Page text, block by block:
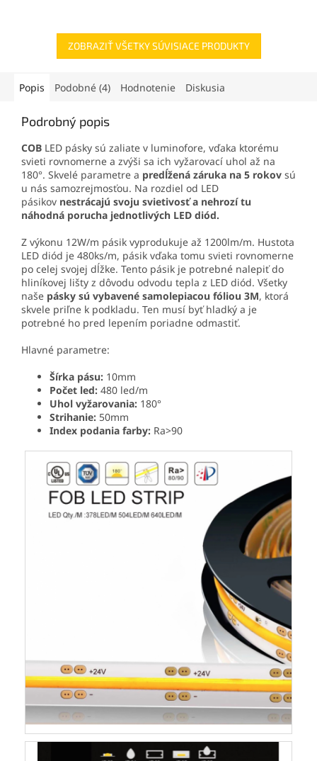
ZOBRAZIŤ VŠETKY SÚVISIACE PRODUKTY
Popis Podobné (4) Hodnotenie Diskusia
Podrobný popis
COB LED pásky sú zaliate v luminofore, vďaka ktorému
svieti rovnomerne a zvýši sa ich vyžarovací uhol až na
180°. Skvelé parametre a predĺžená záruka na 5 rokov sú
u nás samozrejmosťou. Na rozdiel od LED
pásikov nestrácajú svoju svietivosť a nehrozí tu
náhodná porucha jednotlivých LED diód.
Z výkonu 12W/m pásik vyprodukuje až 1200lm/m. Hustota
LED diód je 480ks/m, pásik vďaka tomu svieti rovnomerne
po celej svojej dĺžke. Tento pásik je potrebné nalepiť do
hliníkovej lišty z dôvodu odvodu tepla z LED diód. Všetky
naše pásky sú vybavené samolepiacou fóliou 3M, ktorá
skvele priľne k podkladu. Ten musí byť hladký a je
potrebné ho pred lepením poriadne odmastiť.
Hlavné parametre:
Šírka pásu: 10mm
Počet led: 480 led/m
Uhol vyžarovania: 180°
Strihanie: 50mm
Index podania farby: Ra>90